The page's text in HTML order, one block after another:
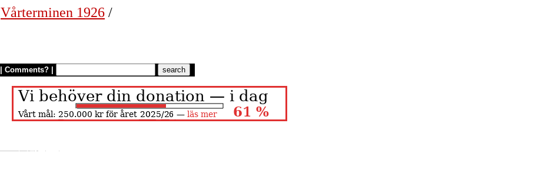
Vårterminen 1926 /
Comments?